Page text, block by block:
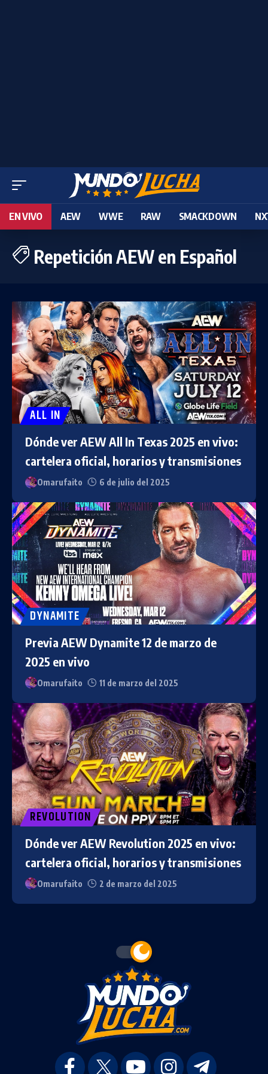
EN VIVO AEW WWE RAW SMACKDOWN
Repetición AEW en Español
ALL IN
Dónde ver AEW All In Texas 2025 en vivo:
cartelera oficial, horarios y transmisiones
Omarufaito 6 de julio del 2025
DYNAMITE
Previa AEW Dynamite 12 de marzo de
2025 en vivo
Omarufaito 11 de marzo del 2025
REVOLUTION
Dónde ver AEW Revolution 2025 en vivo:
cartelera oficial, horarios y transmisiones
Omarufaito 2 de marzo del 2025